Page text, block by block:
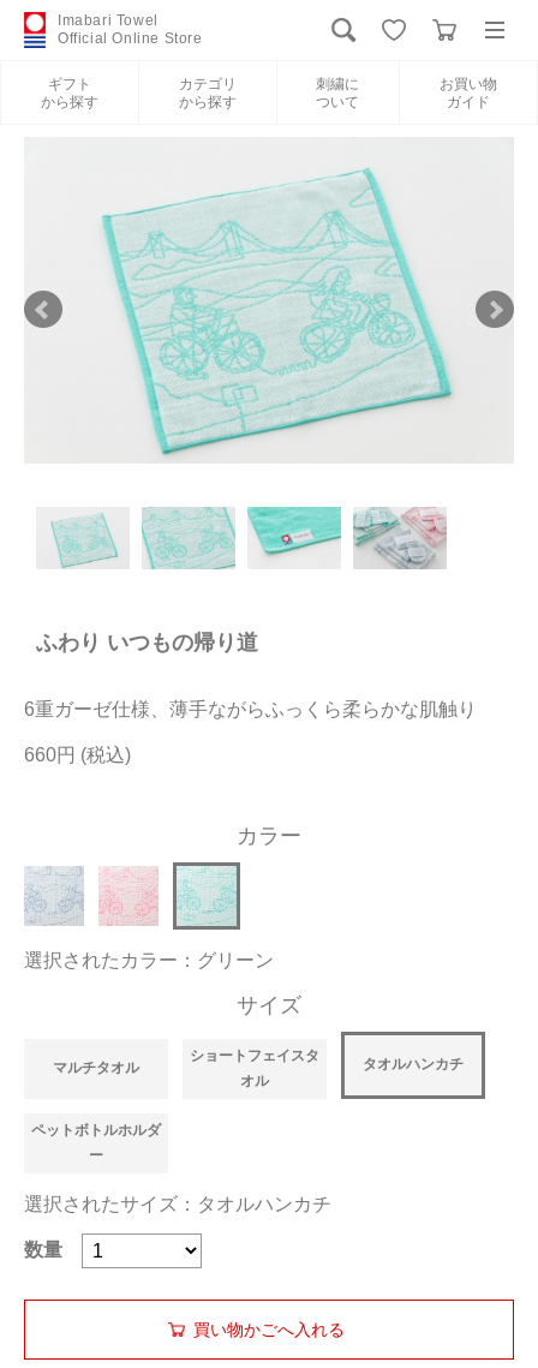
Imabari Towel
Official Online Store
ギフト
から探す
カテゴリ
から探す
刺繍に
ついて
お買い物
ガイド
新規会員登録
ギフトから探す
カテゴリから探す
刺繍について
お買い物ガイド
当サイトについて
大量購入・法人向けの購入の方は
お問い合わせ
ふわり いつもの帰り道
6重ガーゼ仕様、薄手ながらふっくら柔らかな肌触り
660円
カラー
選択されたカラー：グリーン
サイズ
マルチタオル
ショートフェイスタ
オル
タオルハンカチ
ペットボトルホルダ
ー
選択されたサイズ：タオルハンカチ
数量